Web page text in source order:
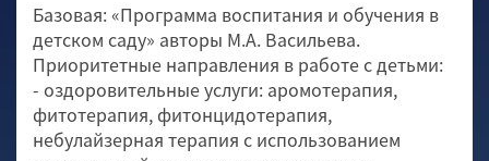
Базовая: «Программа воспитания и обучения в
детском саду» авторы М.А. Васильева.
Приоритетные направления в работе с детьми:
- оздоровительные услуги: аромотерапия,
фитотерапия, фитонцидотерапия,
небулайзерная терапия с использованием